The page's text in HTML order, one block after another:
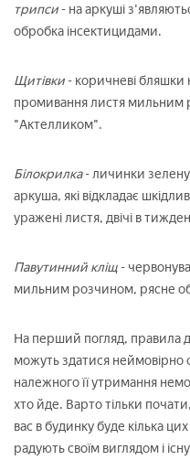
трипси - на аркуші
обробка інсектицидами.
Щитівки - коричневі бляшки
промивання листя мильним
"Актелликом".
Білокрилка- личинки
аркуша, які відкладає
уражені листя, двічі в
Павутинний кліщ -
мильним розчином, рясне
На перший погляд, правила
можуть здатися неймовірно
належного її утримання
хто йде. Варто тільки
вас в будинку буде кілька
радують своїм виглядом і